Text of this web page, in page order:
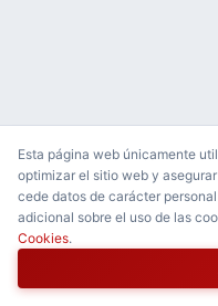
Esta página web únicamente
optimizar el sitio web y
cede datos de carácter
adicional sobre el uso de las
Cookies.